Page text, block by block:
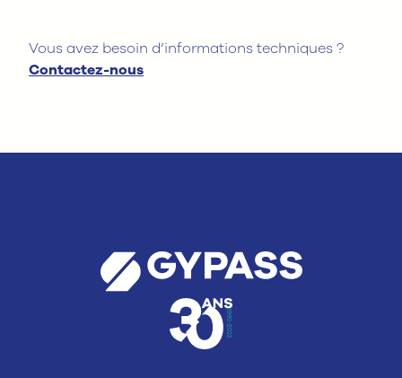
Vous avez besoin d’informations techniques ?
Contactez-nous